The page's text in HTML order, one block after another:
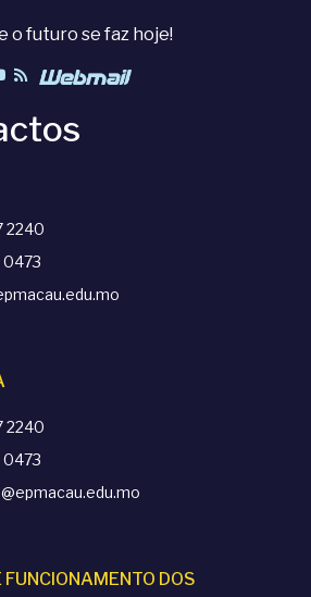
o futuro se faz hoje!
2240
0473
2240
0473
FUNCIONAMENTO DOS